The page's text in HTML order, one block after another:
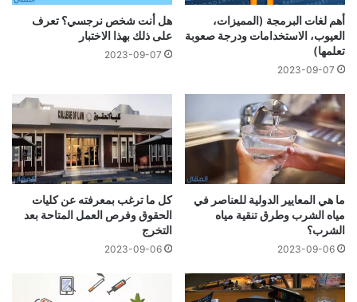
أهم لغات البرمجة (المميزات،
العيوب، الاستخدامات ودرجة صعوبة
تعلمها)
2023-09-07
هل أنت شخص نرجسي؟ تعرف
على ذلك بهذا الاختبار
2023-09-07
ما هي المعايير الدولية للعناصر في
مياه الشرب وطرق تنقية مياه
الشرب؟
2023-09-06
كل ما ترغب بمعرفته عن كليات
الحقوق وفرص العمل المتاحة بعد
التخرج
2023-09-06